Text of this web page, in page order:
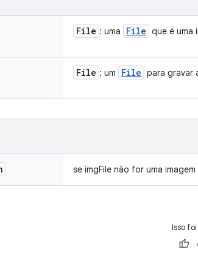
File : uma File que é uma
File : um File para gravar
se imgFile não for uma
Isso